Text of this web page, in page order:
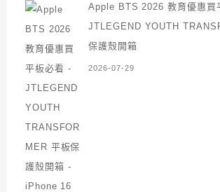
Apple BTS 2026 教育優惠買
JTLEGEND YOUTH
保護殼開箱
2026-07-29